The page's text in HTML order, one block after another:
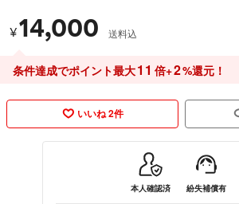
¥14,000 送料込
条件達成でポイント最大11 倍+2%還元！
いいね 2件
本人確認済 紛失補償有